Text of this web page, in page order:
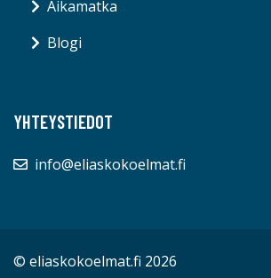
Aikamatka
Blogi
YHTEYSTIEDOT
info@eliaskokoelmat.fi
© eliaskokoelmat.fi 2026